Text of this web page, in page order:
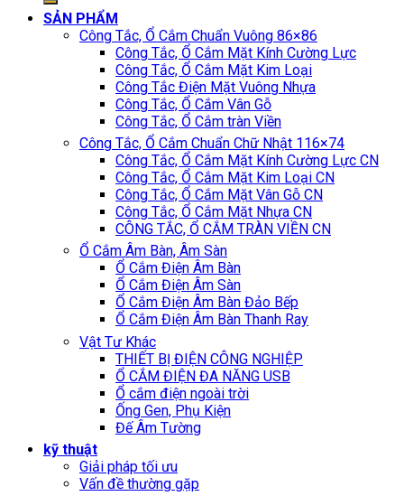
SẢN PHẨM
Công Tắc, Ổ Cắm Chuẩn Vuông 86×86
Công Tắc, Ổ Cắm Mặt Kính Cường Lực
Công Tắc, Ổ Cắm Mặt Kim Loại
Công Tắc Điện Mặt Vuông Nhựa
Công Tắc, Ổ Cắm Vân Gỗ
Công Tắc, Ổ Cắm tràn Viền
Công Tắc, Ổ Cắm Chuẩn Chữ Nhật 116×74
Công Tắc, Ổ Cắm Mặt Kính Cường Lực CN
Công Tắc, Ổ Cắm Mặt Kim Loại CN
Công Tắc, Ổ Cắm Mặt Vân Gỗ CN
Công Tắc, Ổ Cắm Mặt Nhựa CN
CÔNG TẮC, Ổ CẮM TRÀN VIỀN CN
Ổ Cắm Âm Bàn, Âm Sàn
Ổ Cắm Điện Âm Bàn
Ổ Cắm Điện Âm Sàn
Ổ Cắm Điện Âm Bàn Đảo Bếp
Ổ Cắm Điện Âm Bàn Thanh Ray
Vật Tư Khác
THIẾT BỊ ĐIỆN CÔNG NGHIỆP
Ổ CẮM ĐIỆN ĐA NĂNG USB
Ổ cắm điện ngoài trời
Ống Gen, Phụ Kiện
Đế Âm Tường
kỹ thuật
Giải pháp tối ưu
Vấn đề thường gặp